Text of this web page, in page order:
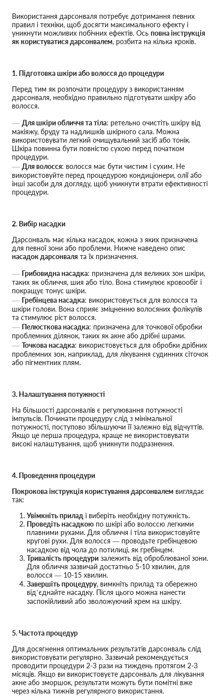
Використання дарсонваля потребує дотримання певних
правил і техніки, щоб досягти максимального ефекту і
уникнути можливих побічних ефектів. Ось повна інструкція
як користуватися дарсонвалем, розбита на кілька кроків.
1. Підготовка шкіри або волосся до процедури
Перед тим як розпочати процедуру з використанням
дарсонваля, необхідно правильно підготувати шкіру або
волосся.
Для шкіри обличчя та тіла: ретельно очистіть шкіру від
макіяжу, бруду та надлишків шкірного сала. Можна
використовувати легкий очищувальний засіб або тонік.
Шкіра повинна бути повністю сухою перед початком
процедури.
Для волосся: волосся має бути чистим і сухим. Не
використовуйте перед процедурою кондиціонери, олії або
інші засоби для догляду, щоб уникнути втрати ефективності
процедури.
2. Вибір насадки
Дарсонваль має кілька насадок, кожна з яких призначена
для певної зони або проблеми. Нижче наведено опис
насадок дарсонваля та їх призначення.
Грибовидна насадка: призначена для великих зон шкіри,
таких як обличчя, шия або тіло. Вона стимулює кровообіг і
покращує тонус шкіри.
Гребінцева насадка: використовується для волосся та
шкіри голови. Вона сприяє зміцненню волосяних фолікулів
та стимулює ріст волосся.
Пелюсткова насадка: призначена для точкової обробки
проблемних ділянок, таких як акне або дрібні шрами.
Точкова насадка: використовується для обробки дрібних
проблемних зон, наприклад, для лікування судинних сіточок
або пігментних плям.
3. Налаштування потужності
На більшості дарсонвалів є регулювання потужності
імпульсів. Починати процедуру слід з мінімальної
потужності, поступово збільшуючи її залежно від відчуттів.
Якщо це перша процедура, краще не використовувати
високі налаштування, щоб уникнути подразнення.
4. Проведення процедури
Покрокова інструкція користування дарсонвалем виглядає
так:
Увімкніть прилад і виберіть необхідну потужність.
Проведіть насадкою по шкірі або волоссю легкими
плавними рухами. Для обличчя і тіла використовуйте
кругові рухи. Для волосся — проводьте гребінцевою
насадкою від чола до потилиці, як гребінцем.
Тривалість процедури залежить від оброблюваної зони.
Для обличчя зазвичай достатньо 5-10 хвилин, для
волосся — 10-15 хвилин.
Завершіть процедуру, вимкніть прилад та обережно
від’єднайте насадку. Після цього можна нанести
заспокійливий або зволожуючий крем на шкіру.
5. Частота процедур
Для досягнення оптимальних результатів дарсонваль слід
використовувати регулярно. Зазвичай рекомендується
проводити процедури 2-3 рази на тиждень протягом 2-3
місяців. Якщо ви використовуєте дарсонваль для лікування
акне або зморшок, результати можуть бути помітні вже
через кілька тижнів регулярного використання.